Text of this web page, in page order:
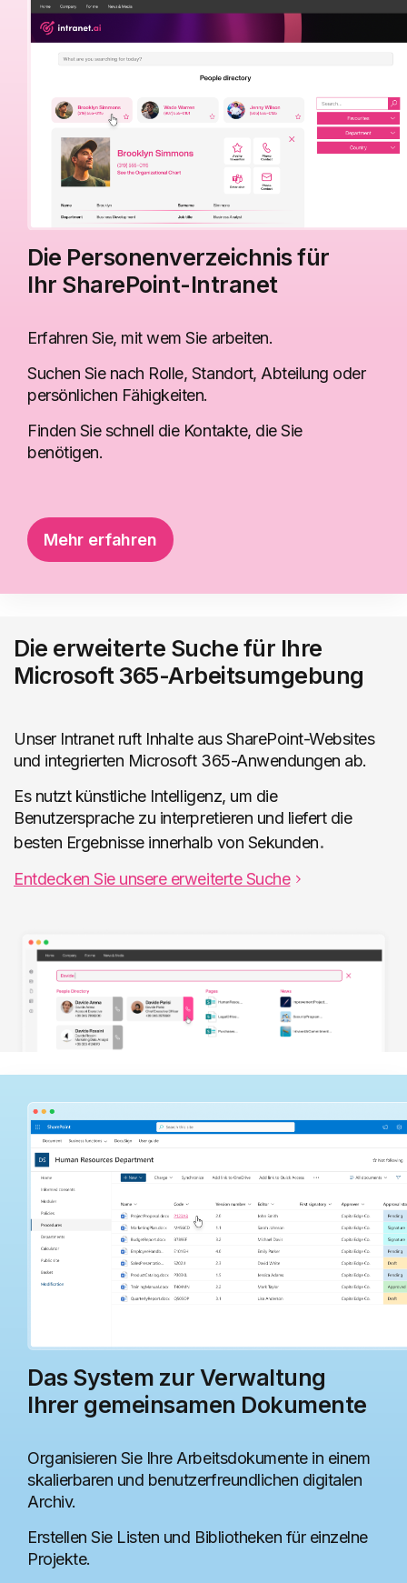
Mitwirkende
Die Webpart, um die Personen
hervorzuheben, die zur Erstellung einer
SharePoint-Seite beigetragen haben.
Nachrichten und Kommunikationen
Die Sammlung von Webparts zum
individuellen Layouts, Tags und Zielgruppen.
Mehr erfahren
Die Webpart, die neuen Mitarbeitenden
Sichtbarkeit verleiht und den internen
Austausch fördert.
Mehr finden
Das automatisch scrollende Karussell, um die
Nachrichten im Intranet hervorzuheben.
Mehr erfahren
Das intelligente Organigramm, das mit dem
Personenverzeichnis integriert ist, um die
Unternehmensstruktur zu durchsuchen.
Mehr erfahren
Personenverzeichnis
Das intelligente Adressbuch, das in Microsoft
365 integriert ist, um Personen im
Unternehmen zu finden und zu kontaktieren.
Pinnwände
Die Komponente zur Stärkung der
Raum für persönliche Anzeigen und
Antworten.
Die Personenverzeichnis für
Ihr SharePoint-Intranet
Erfahren Sie, mit wem Sie arbeiten.
Suchen Sie nach Rolle, Standort, Abteilung oder
persönlichen Fähigkeiten.
Finden Sie schnell die Kontakte, die Sie
benötigen.
Mehr erfahren
Die erweiterte Suche für Ihre
Microsoft 365-Arbeitsumgebung
Unser Intranet ruft Inhalte aus SharePoint-Websites
und integrierten Microsoft 365-Anwendungen ab.
Es nutzt künstliche Intelligenz, um die
Benutzersprache zu interpretieren und liefert die
besten Ergebnisse innerhalb von Sekunden.
Entdecken Sie unsere erweiterte Suche
Das System zur Verwaltung
Ihrer gemeinsamen Dokumente
Organisieren Sie Ihre Arbeitsdokumente in einem
skalierbaren und benutzerfreundlichen digitalen
Archiv.
Erstellen Sie Listen und Bibliotheken für einzelne
Projekte.